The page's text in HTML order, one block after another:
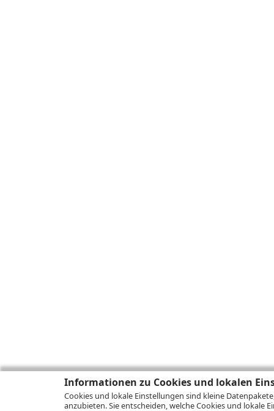
Informationen zu Cookies und lokalen
Cookies und lokale Einstellungen sind kleine
anzubieten. Sie entscheiden, welche Cookies und lokale